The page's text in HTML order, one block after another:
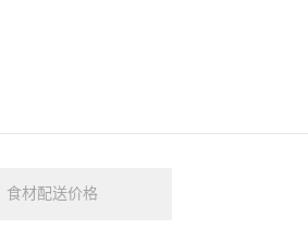
食材配送价格